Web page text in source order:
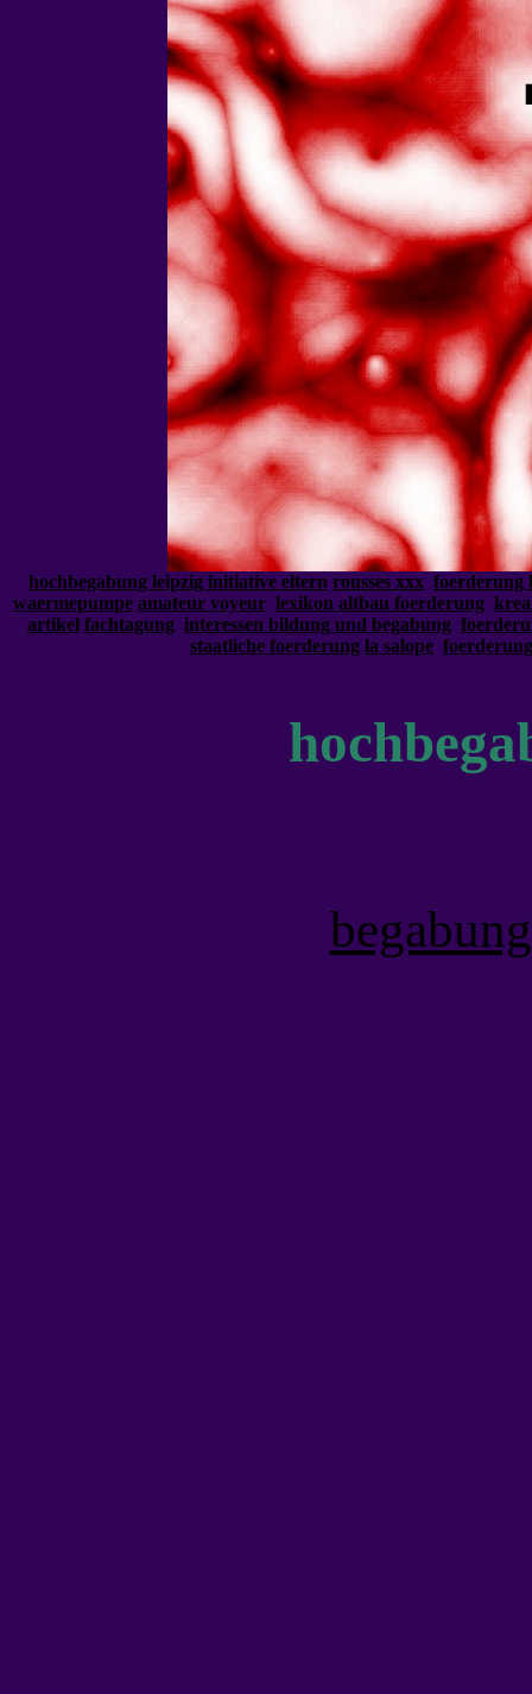
hochbegabung leipzig initiative eltern rousses xxx foerderung
waermepumpe amateur voyeur lexikon altbau foerderung
artikel fachtagung interessen bildung und begabung
staatliche foerderung la salope